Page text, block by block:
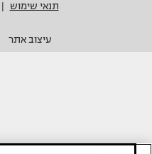
תנאי שימוש
עיצוב אתר